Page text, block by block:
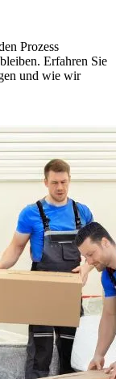
Prozess
Erfahren Sie
und wie wir